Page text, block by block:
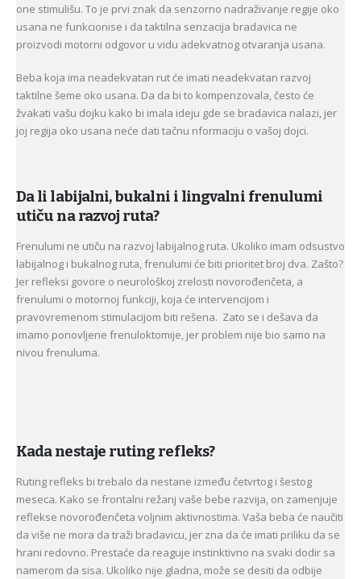
one stimulišu. To je prvi znak da senzorno nadraživanje regije oko
usana ne funkcionise i da taktilna senzacija bradavica ne
proizvodi motorni odgovor u vidu adekvatnog otvaranja usana.
Beba koja ima neadekvatan rut će imati neadekvatan razvoj
taktilne šeme oko usana. Da da bi to kompenzovala, često će
žvakati vašu dojku kako bi imala ideju gde se bradavica nalazi, jer
joj regija oko usana neće dati tačnu nformaciju o vašoj dojci.
Da li labijalni, bukalni i lingvalni frenulumi
utiču na razvoj ruta?
Frenulumi ne utiču na razvoj labijalnog ruta. Ukoliko imam odsustvo
labijalnog i bukalnog ruta, frenulumi će biti prioritet broj dva. Zašto?
Jer refleksi govore o neurološkoj zrelosti novorođenčeta, a
frenulumi o motornoj funkciji, koja će intervencijom i
pravovremenom stimulacijom biti rešena. Zato se i dešava da
imamo ponovljene frenuloktomije, jer problem nije bio samo na
nivou frenuluma.
Kada nestaje ruting refleks?
Ruting refleks bi trebalo da nestane između četvrtog i šestog
meseca. Kako se frontalni režanj vaše bebe razvija, on zamenjuje
reflekse novorođenčeta voljnim aktivnostima. Vaša beba će naučiti
da više ne mora da traži bradavicu, jer zna da će imati priliku da se
hrani redovno. Prestaće da reaguje instinktivno na svaki dodir sa
namerom da sisa. Ukoliko nije gladna, može se desiti da odbije